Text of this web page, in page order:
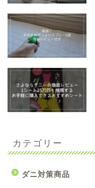
カテゴリー
ダニ対策商品